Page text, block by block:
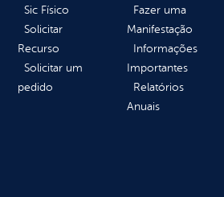
Sic Físico
Solicitar
Recurso
Solicitar um
pedido
Fazer uma
Manifestação
Informações
Importantes
Relatórios
Anuais